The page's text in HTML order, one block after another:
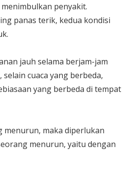
penyakit.
panas terik, kedua kondisi
jauh selama berjam-jam
cuaca yang berbeda,
yang berbeda di tempat
menurun, maka diperlukan
menurun, yaitu dengan